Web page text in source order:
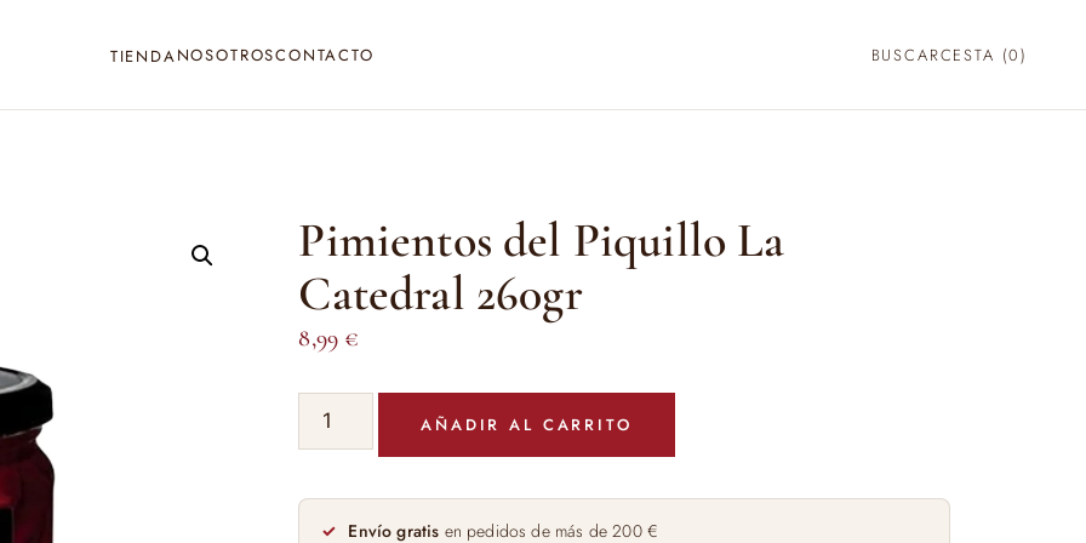
TIENDANOSOTROSCONTACTO BUSCARCESTA (0)
Pimientos del Piquillo La
Catedral 260gr
8,99 €
Pimientos
La
Catedral
AÑADIR AL CARRITO
Envío gratis en pedidos de más de 200 €